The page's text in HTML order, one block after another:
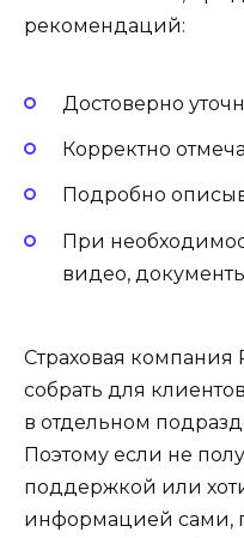
рекомендаций:
Достоверно
Корректно
Подробно
При
видео,
Страховая компания
собрать для
в отдельном
Поэтому если не
поддержкой или
информацией сами,